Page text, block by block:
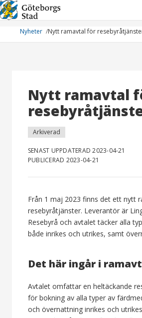
Hoppa
till
innehållNyheter Nytt ramavtal för
Nytt ramavtal
Arkiverad
SENAST UPPDATERAD 2023-04-21
PUBLICERAD 2023-04-21
Från 1 maj 2023 finns det ett nytt
resebyråtjänster. Leverantör är
Resebyrå och avtalet täcker alla
både inrikes och utrikes, samt
Det här ingår i
Avtalet omfattar en heltäckande
för bokning av alla typer av
och övernattning inrikes och